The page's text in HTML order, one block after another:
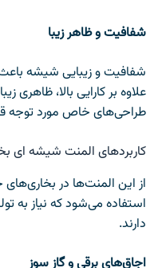
شفافیت و ظاهر زیبا
شفافیت و زیبایی شیشه
علاوه بر کارایی بالا، ظاهری
طراحی‌های خاص مورد توجه
کاربردهای المنت شیشه ای
از این المنت‌ها در
استفاده می‌شود که نیاز به
دارند.
اجاق‌های برقی و گاز سوز